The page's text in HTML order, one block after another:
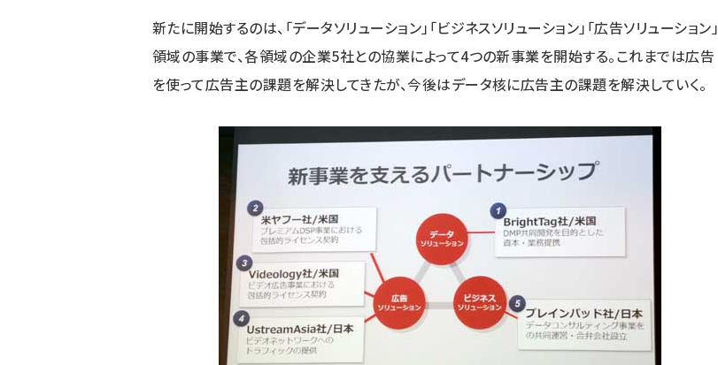
新たに開始するのは、「データソリューション」「ビジネスソリューション」「広告ソリューション」
領域の事業で、各領域の企業5社との協業によって4つの新事業を開始する。これまでは広告
を使って広告主の課題を解決してきたが、今後はデータ核に広告主の課題を解決していく。